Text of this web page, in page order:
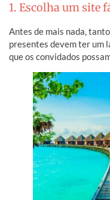
1. Escolha um site
Antes de mais nada,
presentes devem ter um
que os convidados